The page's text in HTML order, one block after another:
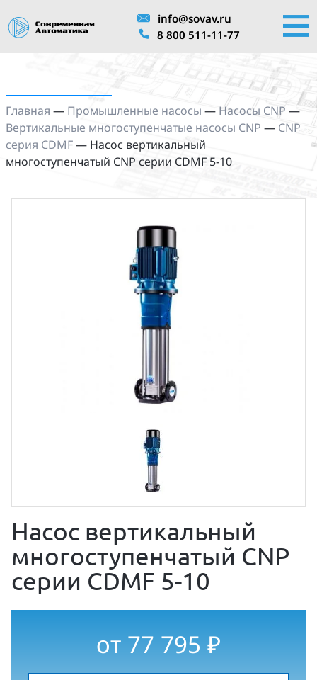
info@sovav.ru
8 800 511-11-77
Главная — Промышленные насосы — Насосы CNP —
Вертикальные многоступенчатые насосы CNP — CNP
серия CDMF— Насос вертикальный
многоступенчатый CNP серии CDMF 5-10
Насос вертикальный
многоступенчатый CNP
серии CDMF 5-10
от 77 795 ₽